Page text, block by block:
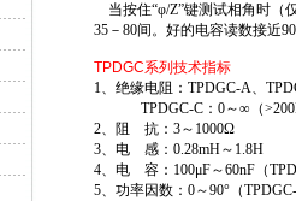
当按住“φ/Z”键测试相角时（
35－80间。好的电容读数接近90
TPDGC系列 技术指标
1、绝缘电阻：TPDGC-A、
TPDGC-C：0～∞（
2、阻 抗：3～1000Ω
3、电 感：0.28mH～1.8H
4、电 容：100μF～60nF（
5、功率因数：0～90°（